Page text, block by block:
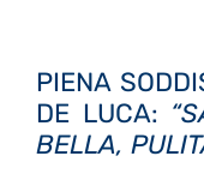
PIENA
DE LUCA:
BELLA,